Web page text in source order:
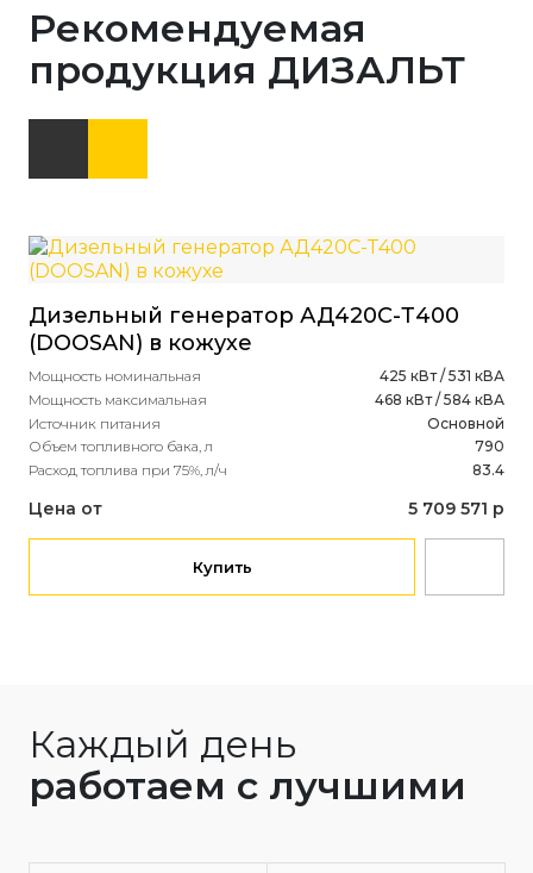
Рекомендуемая
продукция ДИЗАЛЬТ
Дизельный генератор АД420С-Т400
(DOOSAN) в кожухе
Мощность номинальная
425 кВт / 531 кВА
Мощность максимальная
468 кВт / 584 кВА
Источник питания
Основной
Объем топливного бака, л
790
Расход топлива при 75%, л/ч
83.4
Цена от 5 709 571 р
Купить
Каждый день
работаем с лучшими